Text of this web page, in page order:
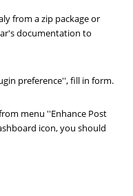
from a zip package or
documentation to
preference'', fill in form.
menu ''Enhance Post
icon, you should